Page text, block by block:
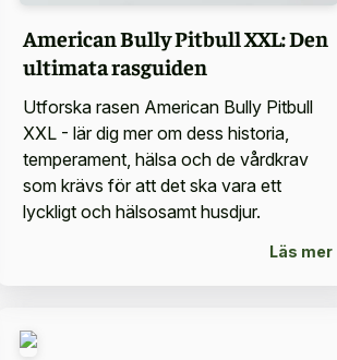
American Bully Pitbull XXL: Den
ultimata rasguiden
Utforska rasen American Bully Pitbull
XXL - lär dig mer om dess historia,
temperament, hälsa och de vårdkrav
som krävs för att det ska vara ett
lyckligt och hälsosamt husdjur.
Läs mer